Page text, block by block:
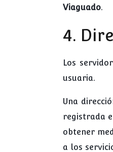
Viaguado.
4.
Los
usuaria.
Una
registrada
obtener
a los